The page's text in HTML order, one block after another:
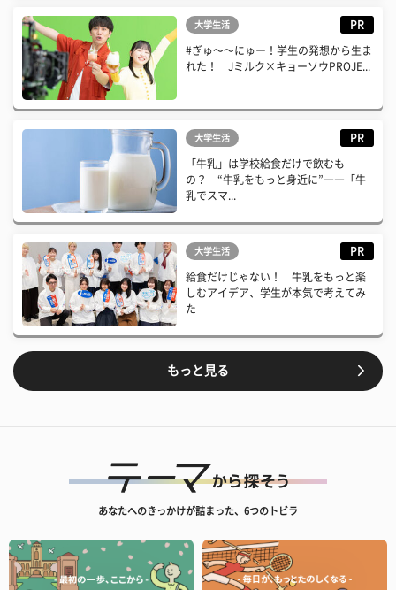
大学生活 PR
#ぎゅ〜〜にゅー！学生の発想から生ま
れた！ Jミルク×キョーソウPROJE...
大学生活 PR
「牛乳」は学校給食だけで飲むも
の？ “牛乳をもっと身近に”――「牛
乳でスマ...
大学生活 PR
給食だけじゃない！ 牛乳をもっと楽
しむアイデア、学生が本気で考えてみ
た
もっと見る
あなたへのきっかけが詰まった、6つのトビラ